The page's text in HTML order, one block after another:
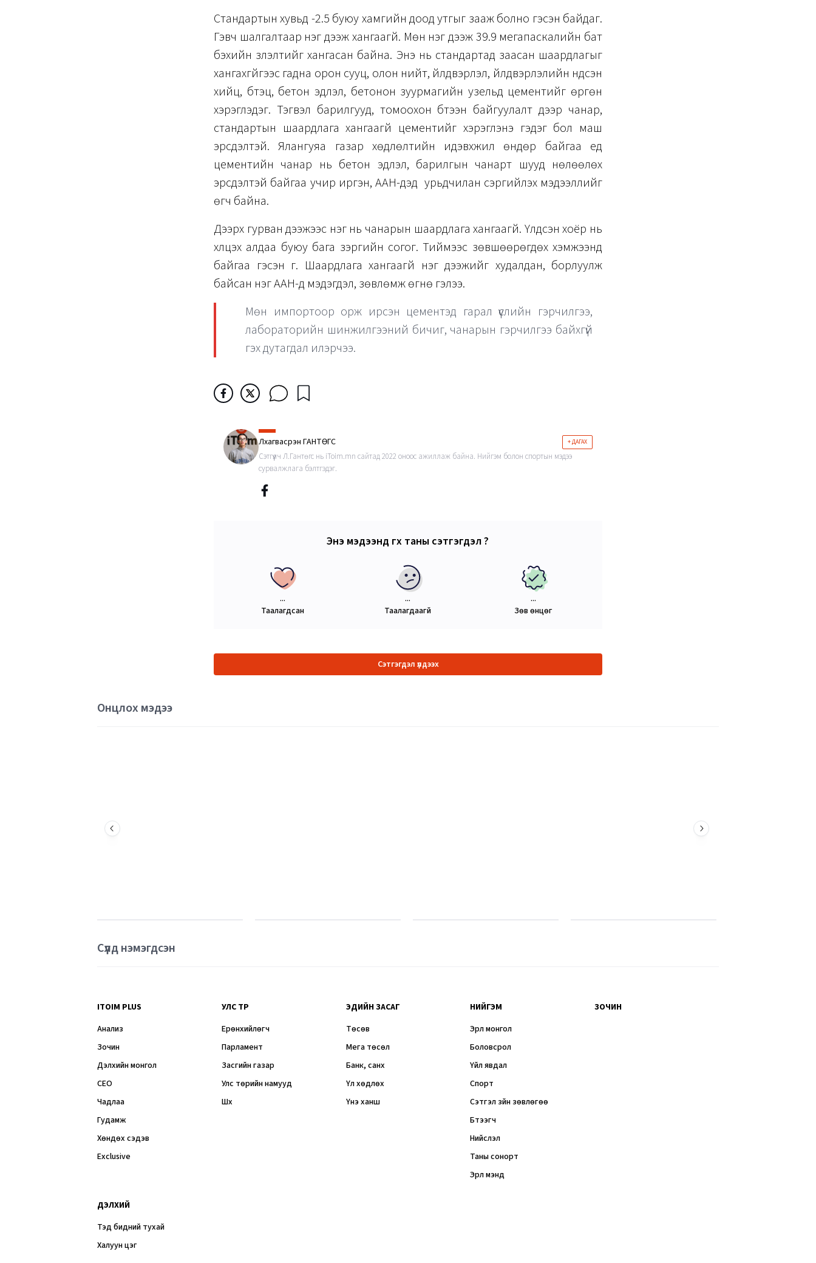
Стандартын хувьд -2.5 буюу хамгийн доод утгыг зааж болно гэсэн байдаг.
Гэвч шалгалтаар нэг дээж хангаагүй. Мөн нэг дээж 39.9 мегапаскалийн бат
бэхийн үзүүлэлтийг хангасан байна. Энэ нь стандартад заасан шаардлагыг
хангахгүйгээс гадна орон сууц, олон нийт, үйлдвэрлэл, үйлдвэрлэлийн үндсэн
хийц, бүтэц, бетон эдлэл, бетонон зуурмагийн узельд цементийг өргөн
хэрэглэдэг. Тэгвэл барилгууд, томоохон бүтээн байгуулалт дээр чанар,
стандартын шаардлага хангаагүй цементийг хэрэглэнэ гэдэг бол маш
эрсдэлтэй. Ялангуяа газар хөдлөлтийн идэвхжил өндөр байгаа үед
цементийн чанар нь бетон эдлэл, барилгын чанарт шууд нөлөөлөх
эрсдэлтэй байгаа учир иргэн, ААН-үүдэд урьдчилан сэргийлэх мэдээллийг
өгч байна.
Дээрх гурван дээжээс нэг нь чанарын шаардлага хангаагүй. Үлдсэн хоёр нь
хүлцэх алдаа буюу бага зэргийн согог. Тиймээс зөвшөөрөгдөх хэмжээнд
байгаа гэсэн үг. Шаардлага хангаагүй нэг дээжийг худалдан, борлуулж
байсан нэг ААН-д мэдэгдэл, зөвлөмж өгнө гэлээ.
Мөн импортоор орж ирсэн цементэд гарал үүслийн гэрчилгээ,
лабораторийн шинжилгээний бичиг, чанарын гэрчилгээ байхгүй
гэх дутагдал илэрчээ.
Лхагвасүрэн ГАНТӨГС + ДАГАХ
Сэтгүүлч Л.Гантөгс нь iToim.mn сайтад 2022 оноос ажиллаж байна. Нийгэм болон спортын мэдээ
сурвалжлага бэлтгэдэг.
Энэ мэдээнд өгөх таны сэтгэгдэл ?
...
Таалагдсан
...
Таалагдаагүй
...
Зөв өнцөг
Сэтгэгдэл үлдээх
Онцлох мэдээ
Сүүлд нэмэгдсэн
ITOIM PLUS
Анализ
Зочин
Дэлхийн монгол
CEO
Чадлаа
Гудамж
Хөндөх сэдэв
Exclusive
УЛС ТӨР
Ерөнхийлөгч
Парламент
Засгийн газар
Улс төрийн намууд
Шүүх
ЭДИЙН ЗАСАГ
Төсөв
Мега төсөл
Банк, санхүү
Үл хөдлөх
Үнэ ханш
НИЙГЭМ
Эрүүл монгол
Боловсрол
Үйл явдал
Спорт
Сэтгэл зүйн зөвлөгөө
Бүтээгч
Нийслэл
Таны сонорт
Эрүүл мэнд
ЗОЧИН
ДЭЛХИЙ
Тэд бидний тухай
Халуун цэг